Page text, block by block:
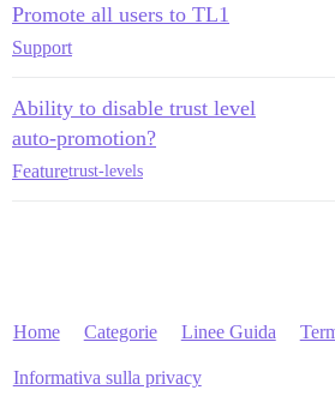
Promote all users to TL1
Support
Ability to disable trust level
auto-promotion?
Featuretrust-levels
Home Categorie Linee Guida
Informativa sulla privacy